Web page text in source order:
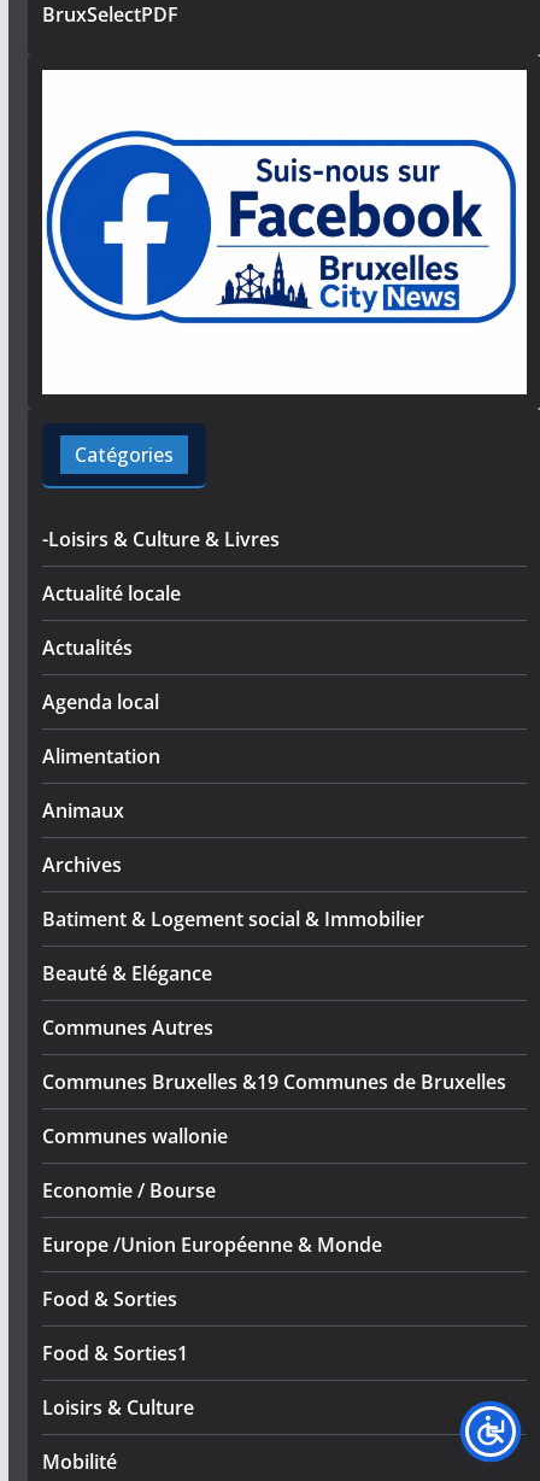
BruxSelectPDF
Catégories
-Loisirs & Culture & Livres
Actualité locale
Actualités
Agenda local
Alimentation
Animaux
Archives
Batiment & Logement social & Immobilier
Beauté & Elégance
Communes Autres
Communes Bruxelles &19 Communes de Bruxelles
Communes wallonie
Economie / Bourse
Europe /Union Européenne & Monde
Food & Sorties
Food & Sorties1
Loisirs & Culture
Mobilité